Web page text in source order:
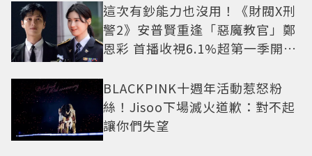
這次有鈔能力也沒用！《財閥X刑
警2》安普賢重逢「惡魔教官」鄭
恩彩 首播收視6.1%超第一季開紅
BLACKPINK十週年活動惹怒粉
絲！Jisoo下場滅火道歉：對不起
讓你們失望